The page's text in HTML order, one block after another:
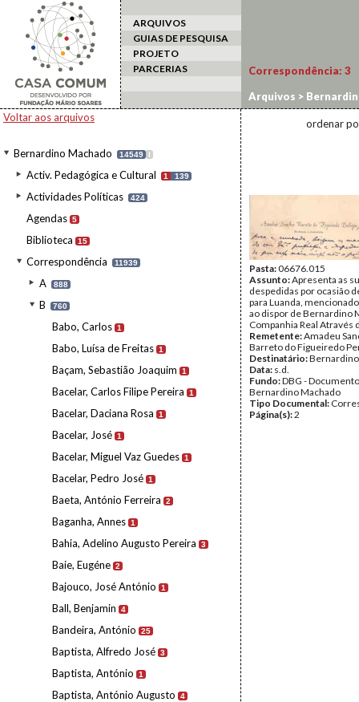
ARQUIVOS
GUIAS DE PESQUISA
PROJETO
PARCERIAS
Voltar aos arquivos
Bernardino Machado 14549 I
Activ. Pedagógica e Cultural 1 139
Actividades Políticas 424
Agendas 5
Biblioteca 15
Correspondência 11939
A 888
B 760
Babo, Carlos 1
Babo, Luísa de Freitas 1
Baçam, Sebastião Joaquim 1
Bacelar, Carlos Filipe Pereira 1
Bacelar, Daciana Rosa 1
Bacelar, José 1
Bacelar, Miguel Vaz Guedes 1
Bacelar, Pedro José 1
Baeta, António Ferreira 2
Baganha, Annes 1
Bahia, Adelino Augusto Pereira 3
Baie, Eugéne 2
Bajouco, José António 1
Ball, Benjamin 4
Bandeira, António 25
Baptista, Alfredo José 3
Baptista, António 1
Baptista, António Augusto 4
Correspondência: 3
Arquivos >
ordenar
Pasta:06676.015
Assunto:Apresenta as
despedidas por ocasião
para Luanda,
ao dispor de Bernardino
Companhia Real Através
Remetente:Amadeu
Barreto do Figueiredo
Destinatário:
Data: s.d.
Fundo:DBG -
Bernardino Machado
Tipo Documental:
Página(s):2